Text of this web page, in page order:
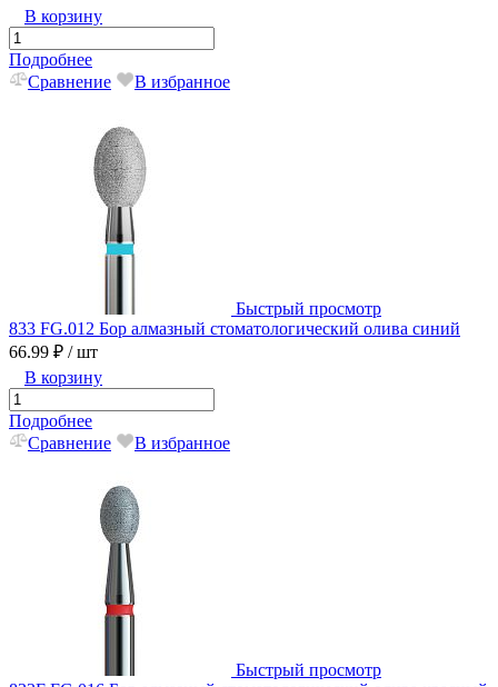
В корзину
Подробнее
Сравнение
В избранное
Быстрый просмотр
833 FG.012 Бор алмазный стоматологический олива синий
66.99 ₽ / шт
В корзину
Подробнее
Сравнение
В избранное
Быстрый просмотр